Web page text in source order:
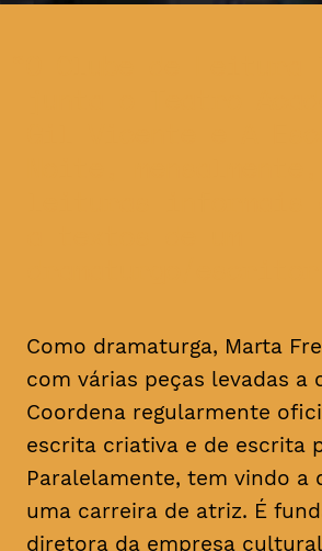
Como dramaturga, Marta
com várias peças levadas a
Coordena regularmente
escrita criativa e de escrita
Paralelamente, tem vindo a
uma carreira de atriz. É
diretora da empresa